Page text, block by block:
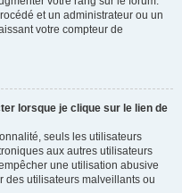
et un administrateur ou un
votre compteur de
lorsque je clique sur le lien de
seuls les utilisateurs
aux autres utilisateurs
une utilisation abusive
des utilisateurs malveillants ou